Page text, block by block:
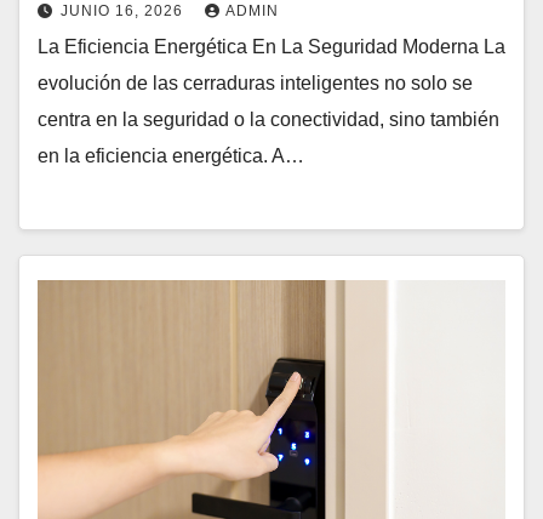
JUNIO 16, 2026 ADMIN
La Eficiencia Energética En La Seguridad Moderna La
evolución de las cerraduras inteligentes no solo se
centra en la seguridad o la conectividad, sino también
en la eficiencia energética. A…